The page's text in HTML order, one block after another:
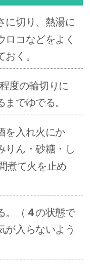
に切り、熱湯に
ロコなどをよく
く。
度の輪切りに
でゆでる。
を入れ火にか
りん・砂糖・し
煮て火を止め
。（ ４の状態で
が入らないよう